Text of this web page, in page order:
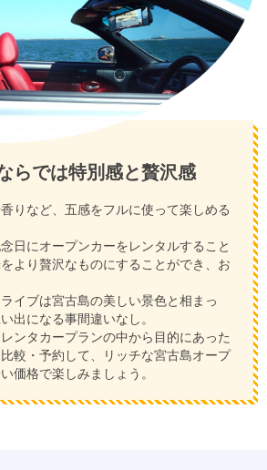
らでは特別感と贅沢感
りなど、五感をフルに使って楽しめる
日にオープンカーをレンタルすること
より贅沢なものにすることができ、お
イブは宮古島の美しい景色と相まっ
出になる事間違いなし。
ンタカープランの中から目的にあった
較・予約して、リッチな宮古島オープ
価格で楽しみましょう。